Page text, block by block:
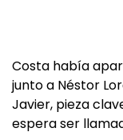
Costa había
junto a Néstor
Javier, pieza
espera ser